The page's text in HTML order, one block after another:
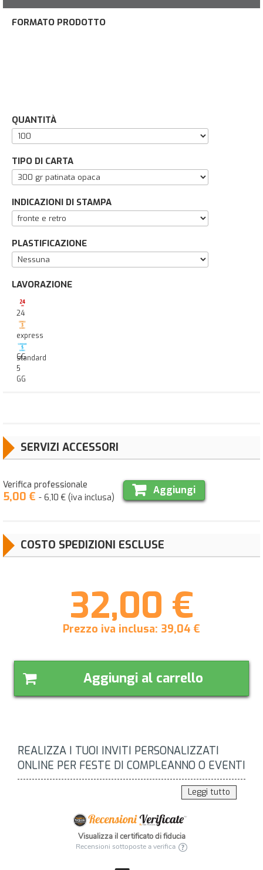
FORMATO PRODOTTO
QUANTITÀ
TIPO DI CARTA
INDICAZIONI DI STAMPA
PLASTIFICAZIONE
LAVORAZIONE
24
ore
express
3
GG
standard
5
GG
SERVIZI ACCESSORI
Verifica professionale
5,00 € - 6,10 € (iva inclusa)
Aggiungi
COSTO SPEDIZIONI ESCLUSE
32,00 €
Prezzo iva inclusa: 39,04€
Aggiungi al carrello
REALIZZA I TUOI INVITI PERSONALIZZATI
ONLINE PER FESTE DI COMPLEANNO O EVENTI
Leggi tutto
Visualizza il certificato di fiducia
Recensioni sottoposte a verifica